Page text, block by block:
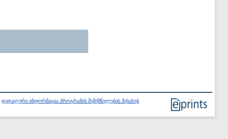
დეტალური ინფორმაცია პროგრამის შემქმნელების შესახებ.